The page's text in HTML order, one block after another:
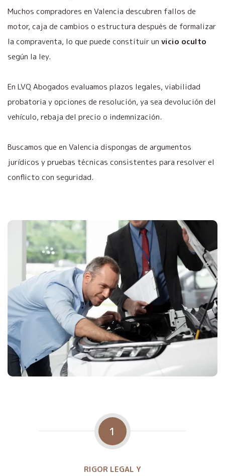
Muchos compradores en Valencia descubren fallos de
motor, caja de cambios o estructura después de formalizar
la compraventa, lo que puede constituir un vicio oculto
según la ley.
En LVQ Abogados evaluamos plazos legales, viabilidad
probatoria y opciones de resolución, ya sea devolución del
vehículo, rebaja del precio o indemnización.
Buscamos que en Valencia dispongas de argumentos
jurídicos y pruebas técnicas consistentes para resolver el
conflicto con seguridad.
1
RIGOR LEGAL Y